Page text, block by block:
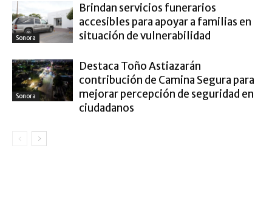
Sonora
Brindan servicios funerarios
accesibles para apoyar a familias en
situación de vulnerabilidad
Sonora
Destaca Toño Astiazarán
contribución de Camina Segura para
mejorar percepción de seguridad en
ciudadanos